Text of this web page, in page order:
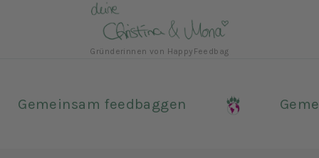
Gründerinnen von HappyFeedbag
Gemeinsam feedbaggen
Warum feedbaggen so wichtig ist